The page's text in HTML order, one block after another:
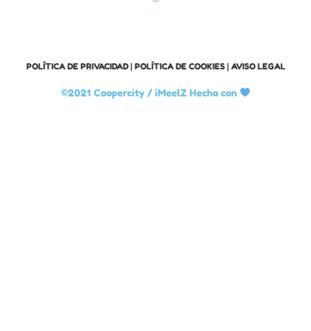
POLÍTICA DE PRIVACIDAD| POLÍTICA DE COOKIES| AVISO LEGAL
©2021 Coopercity /iMeelZ Hecha con